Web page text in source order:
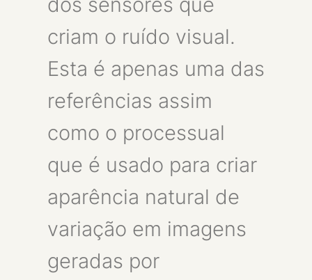
criam o ruído visual.
Esta é apenas uma das
referências assim
como o processual
que é usado para criar
aparência natural de
variação em imagens
geradas por